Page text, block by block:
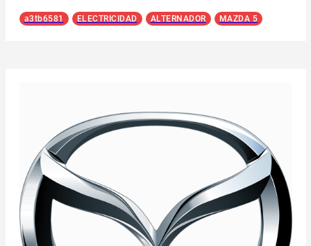
a3tb6581 ELECTRICIDAD ALTERNADOR MAZDA 5